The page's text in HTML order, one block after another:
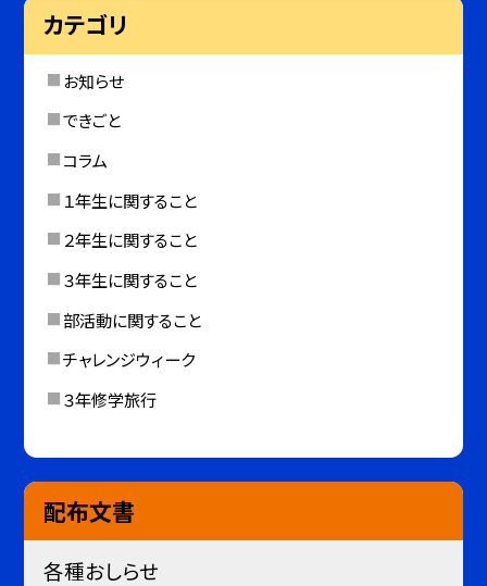
カテゴリ
お知らせ
できごと
コラム
１年生に関すること
２年生に関すること
３年生に関すること
部活動に関すること
チャレンジウィーク
３年修学旅行
配布文書
各種おしらせ